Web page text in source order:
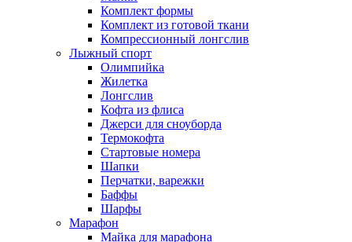
Комплект формы
Комплект из готовой ткани
Компрессионный лонгслив
Лыжный спорт
Олимпийка
Жилетка
Лонгслив
Кофта из флиса
Джерси для сноуборда
Термокофта
Стартовые номера
Шапки
Перчатки, варежки
Баффы
Шарфы
Марафон
Майка для марафона